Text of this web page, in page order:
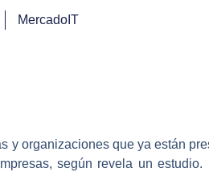
MercadoIT
y organizaciones que ya están
según revela un